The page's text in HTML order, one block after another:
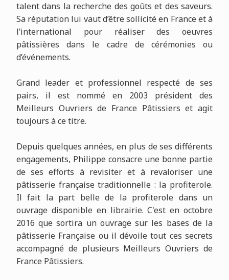
talent dans la recherche des goûts et des saveurs.
Sa réputation lui vaut d’être sollicité en France et à
l’international pour réaliser des oeuvres
pâtissières dans le cadre de cérémonies ou
d’événements.
Grand leader et professionnel respecté de ses
pairs, il est nommé en 2003 président des
Meilleurs Ouvriers de France Pâtissiers et agit
toujours à ce titre.
Depuis quelques années, en plus de ses différents
engagements, Philippe consacre une bonne partie
de ses efforts à revisiter et à revaloriser une
pâtisserie française traditionnelle : la profiterole.
Il fait la part belle de la profiterole dans un
ouvrage disponible en librairie. C'est en octobre
2016 que sortira un ouvrage sur les bases de la
pâtisserie Française ou il dévoile tout ces secrets
accompagné de plusieurs Meilleurs Ouvriers de
France Pâtissiers.